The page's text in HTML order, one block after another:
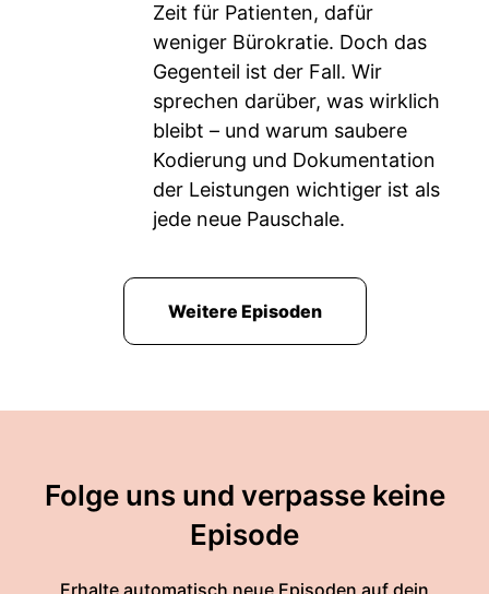
Zeit für Patienten, dafür
weniger Bürokratie. Doch das
Gegenteil ist der Fall. Wir
sprechen darüber, was wirklich
bleibt – und warum saubere
Kodierung und Dokumentation
der Leistungen wichtiger ist als
jede neue Pauschale.
Weitere Episoden
Folge uns und verpasse keine
Episode
Erhalte automatisch neue Episoden auf dein